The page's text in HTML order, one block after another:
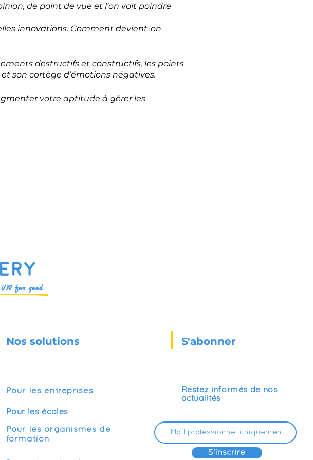
de point de vue et l’on voit poindre
innovations. Comment devient-on
destructifs et constructifs, les points
son cortège d’émotions négatives.
votre aptitude à gérer les
Nos solutions
Pour les entreprises
Pour les écoles
Pour les organismes de
formation
S'abonner
Restez informés de nos
actualités
S'inscrire